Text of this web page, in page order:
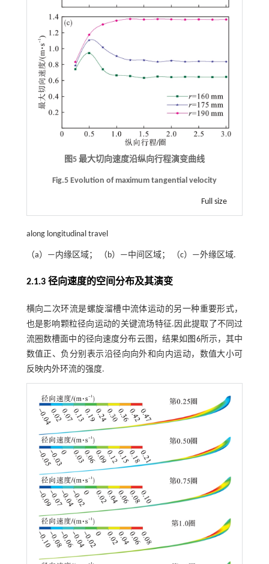
图5 最大切向速度沿纵向行程演变曲线
Fig.5 Evolution of maximum tangential velocity
Full size
along longitudinal travel
（a）—内缘区域； （b）—中间区域； （c）—外缘区域.
2.1.3 径向速度的空间分布及其演变
横向二次环流是螺旋溜槽中流体运动的另一种重要形式，
也是影响颗粒径向运动的关键流场特征.因此提取了不同过
流圈数槽面中的径向速度分布云图，结果如 图6所示，其中
数值正、负分别表示沿径向向外和向内运动，数值大小可
反映内外环流的强度.